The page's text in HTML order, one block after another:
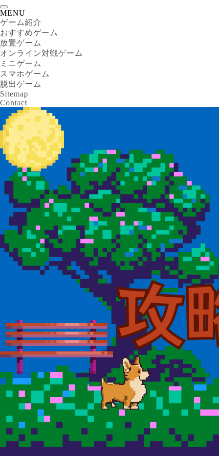
MENU
ゲーム紹介
おすすめゲーム
放置ゲーム
オンライン対戦ゲーム
ミニゲーム
スマホゲーム
脱出ゲーム
Sitemap
Contact